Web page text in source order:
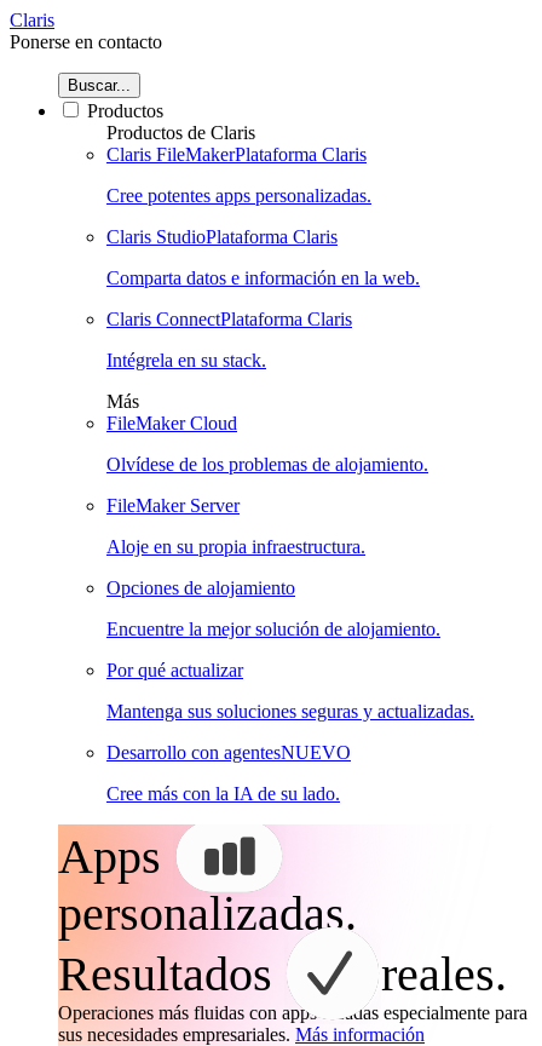
Claris
Ponerse en contacto
Buscar...
Productos
Productos de Claris
Claris FileMakerPlataforma Claris
Cree potentes apps personalizadas.
Claris StudioPlataforma Claris
Comparta datos e información en la web.
Claris ConnectPlataforma Claris
Intégrela en su stack.
Más
FileMaker Cloud
Olvídese de los problemas de alojamiento.
FileMaker Server
Aloje en su propia infraestructura.
Opciones de alojamiento
Encuentre la mejor solución de alojamiento.
Por qué actualizar
Mantenga sus soluciones seguras y actualizadas.
Desarrollo con agentesNUEVO
Cree más con la IA de su lado.
Apps
personalizadas.
Resultados
reales.
Operaciones más fluidas con apps creadas especialmente para
sus necesidades empresariales. Más información